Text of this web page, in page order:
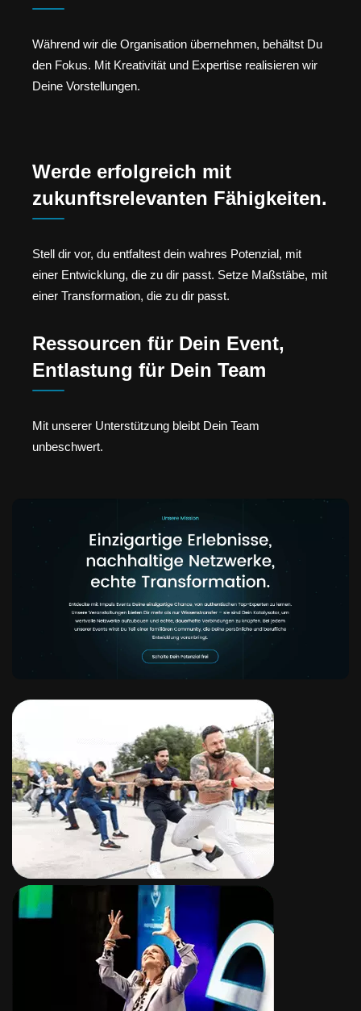
Während wir die Organisation übernehmen, behältst Du
den Fokus. Mit Kreativität und Expertise realisieren wir
Deine Vorstellungen.
Werde erfolgreich mit
zukunftsrelevanten Fähigkeiten.
Stell dir vor, du entfaltest dein wahres Potenzial, mit
einer Entwicklung, die zu dir passt. Setze Maßstäbe, mit
einer Transformation, die zu dir passt.
Ressourcen für Dein Event,
Entlastung für Dein Team
Mit unserer Unterstützung bleibt Dein Team
unbeschwert.